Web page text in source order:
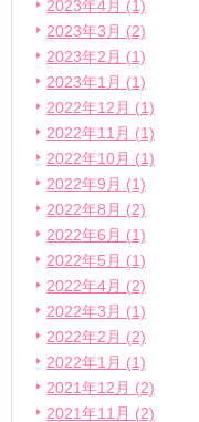
2023年4月 (1)
2023年3月 (2)
2023年2月 (1)
2023年1月 (1)
2022年12月 (1)
2022年11月 (1)
2022年10月 (1)
2022年9月 (1)
2022年8月 (2)
2022年6月 (1)
2022年5月 (1)
2022年4月 (2)
2022年3月 (1)
2022年2月 (2)
2022年1月 (1)
2021年12月 (2)
2021年11月 (2)